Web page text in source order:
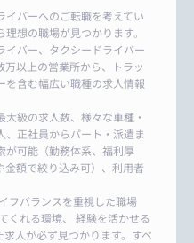
イバーへのご転職を考えてい
想の職場が見つかります。
イバー、タクシードライバー
万以上の営業所から、トラッ
を含む幅広い職種の求人情報
級の求人数、様々な車種・
、正社員からパート・派遣ま
が可能（勤務体系、福利厚
金額で絞り込み可）、利用者
フバランスを重視した職場
くれる環境、 経験を活かせる
人が必ず見つかります。すべ